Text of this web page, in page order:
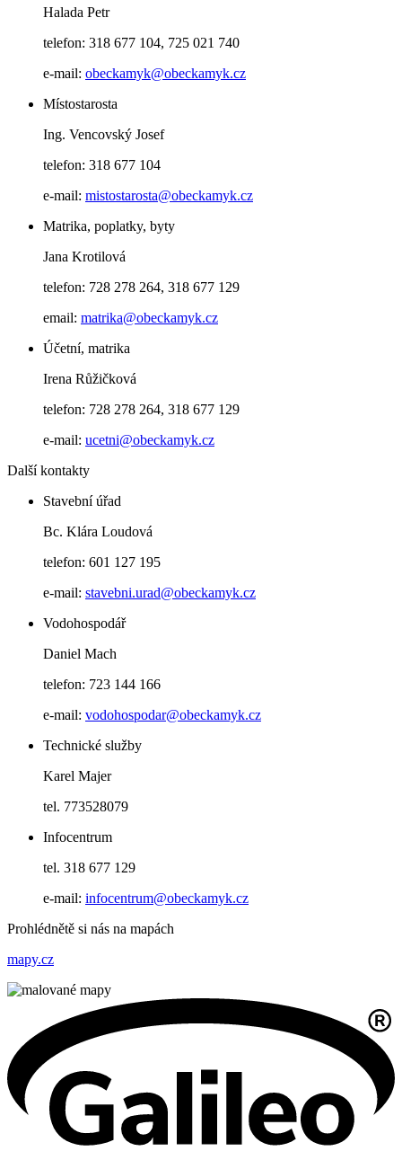
Halada Petr
telefon: 318 677 104, 725 021 740
e-mail: obeckamyk@obeckamyk.cz
Místostarosta
Ing. Vencovský Josef
telefon: 318 677 104
e-mail: mistostarosta@obeckamyk.cz
Matrika, poplatky, byty
Jana Krotilová
telefon: 728 278 264, 318 677 129
email: matrika@obeckamyk.cz
Účetní, matrika
Irena Růžičková
telefon: 728 278 264, 318 677 129
e-mail: ucetni@obeckamyk.cz
Další kontakty
Stavební úřad
Bc. Klára Loudová
telefon: 601 127 195
e-mail: stavebni.urad@obeckamyk.cz
Vodohospodář
Daniel Mach
telefon: 723 144 166
e-mail: vodohospodar@obeckamyk.cz
Technické služby
Karel Majer
tel. 773528079
Infocentrum
tel. 318 677 129
e-mail: infocentrum@obeckamyk.cz
Prohlédnětě si nás na mapách
mapy.cz